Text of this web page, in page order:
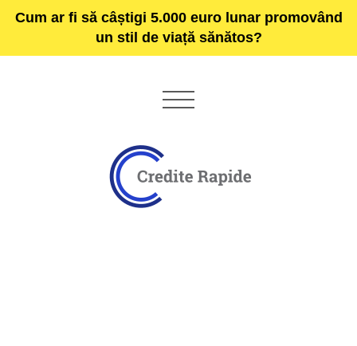
Cum ar fi să câștigi 5.000 euro lunar promovând
un stil de viață sănătos?